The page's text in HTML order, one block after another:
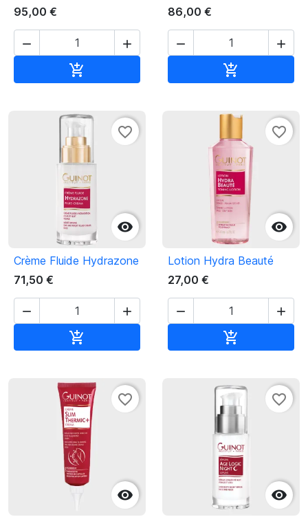
95,00 €
 

86,00 €
 


favorite_border
Crème Fluide Hydrazone
71,50 €
 


favorite_border
Lotion Hydra Beauté
27,00 €
 


favorite_border

favorite_border